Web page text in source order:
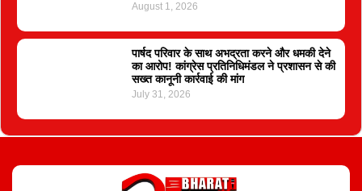
August 1, 2026
पार्षद परिवार के साथ अभद्रता करने और धमकी देने
का आरोप! कांग्रेस प्रतिनिधिमंडल ने प्रशासन से की
सख्त कानूनी कार्रवाई की मांग
July 31, 2026